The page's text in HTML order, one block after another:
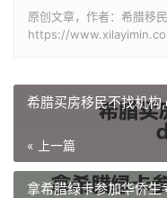
原创文章，作者：希腊移
https://
希腊买房移民不找机构
« 上一篇
拿希腊绿卡参加华侨生